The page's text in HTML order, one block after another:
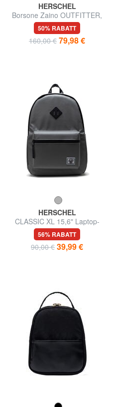
HERSCHEL
Borsone Zaino OUTFITTER,
mit einziehbaren
Schultergurten
50% RABATT
160,00 € 79,98 €
HERSCHEL
CLASSIC XL 15,6" Laptop-
Rucksack
56% RABATT
90,00 € 39,99 €